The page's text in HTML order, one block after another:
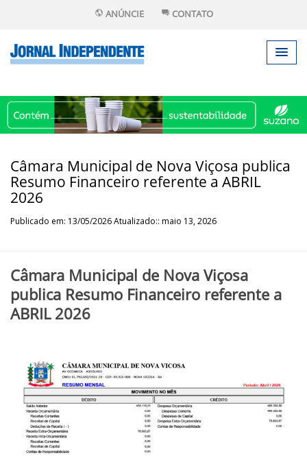
ANÚNCIE CONTATO
Câmara Municipal de Nova Viçosa publica
Resumo Financeiro referente a ABRIL
2026
Publicado em: 13/05/2026 Atualizado:: maio 13, 2026
Câmara Municipal de Nova Viçosa
publica Resumo Financeiro referente a
ABRIL 2026